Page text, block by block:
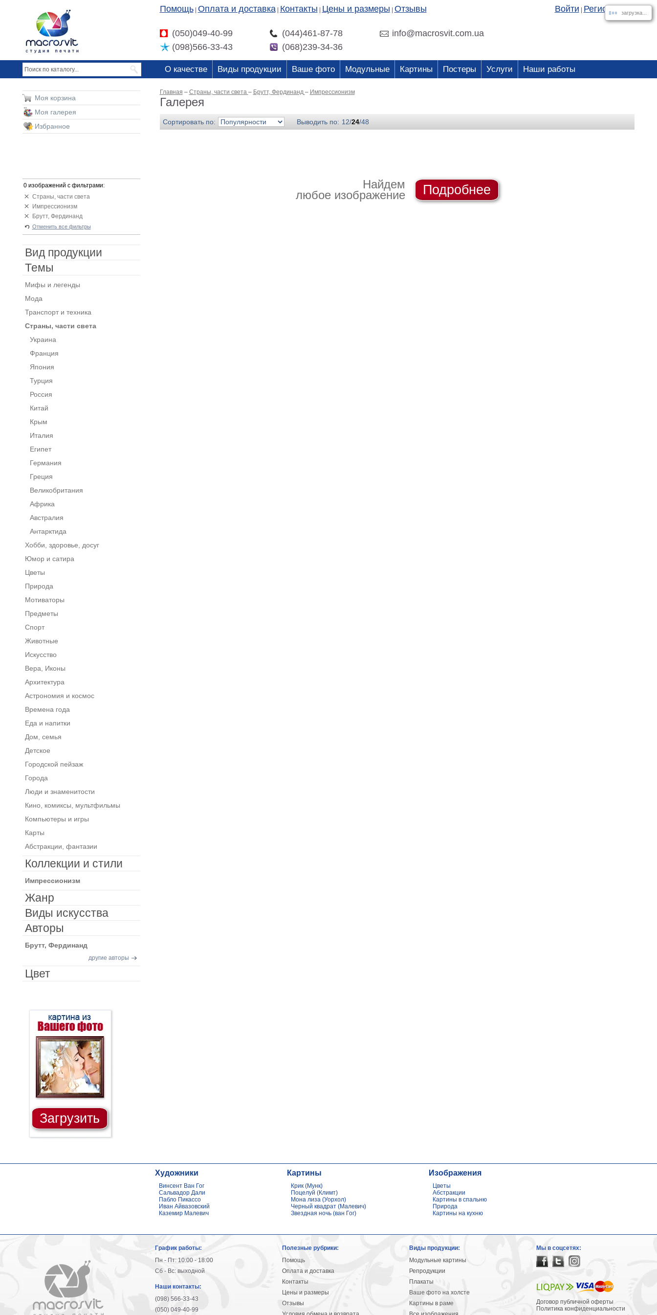
Помощь Оплата и доставка Контакты Цены и размеры Отзывы Войти Регистрация
(050)049-40-99 (044)461-87-78
info@macrosvit.com.ua
(098)566-33-43
(068)239-34-36
О качестве Виды продукции Ваше фото Модульные Картины Постеры Услуги Наши работы
Главная – Страны, части света – Брутт, Фердинанд – Импрессионизм
Галерея
Сортировать по: Выводить по: 12/24/48
Найдем
любое изображение
Подробнее
Моя корзина
Моя галерея
Избранное
0 изображений с фильтрами:
Страны, части света
Импрессионизм
Брутт, Фердинанд
Отменить все фильтры
Вид продукции
Темы
Мифы и легенды
Мода
Транспорт и техника
Страны, части света
Украина
Франция
Япония
Турция
Россия
Китай
Крым
Италия
Египет
Германия
Греция
Великобритания
Африка
Австралия
Антарктида
Хобби, здоровье, досуг
Юмор и сатира
Цветы
Природа
Мотиваторы
Предметы
Спорт
Животные
Искусство
Вера, Иконы
Архитектура
Астрономия и космос
Времена года
Еда и напитки
Дом, семья
Детское
Городской пейзаж
Города
Люди и знаменитости
Кино, комиксы, мультфильмы
Компьютеры и игры
Карты
Абстракции, фантазии
Коллекции и стили
Импрессионизм
Жанр
Виды искусства
Авторы
Брутт, Фердинанд
другие авторы
Цвет
Загрузить
Художники
Винсент Ван Гог
Сальвадор Дали
Пабло Пикассо
Иван Айвазовский
Каземир Малевич
Картины
Крик (Мунк)
Поцелуй (Климт)
Мона лиза (Уорхол)
Черный квадрат (Малевич)
Звездная ночь (ван Гог)
Изображения
Цветы
Абстракции
Картины в спальню
Природа
Картины на кухню
График работы:
Пн - Пт: 10:00 - 18:00
Сб - Вс: выходной
Наши контакты:
(098) 566-33-43
(050) 049-40-99
Полезные рубрики:
Помощь
Оплата и доставка
Контакты
Цены и размеры
Отзывы
Виды продукции:
Модульные картины
Репродукции
Плакаты
Ваше фото на холсте
Картины в раме
Мы в соцсетях:
Договор публичной оферты
Политика конфиденциальности
загрузка...